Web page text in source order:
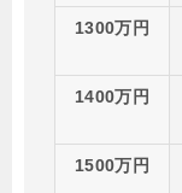
1300万円
1400万円
1500万円